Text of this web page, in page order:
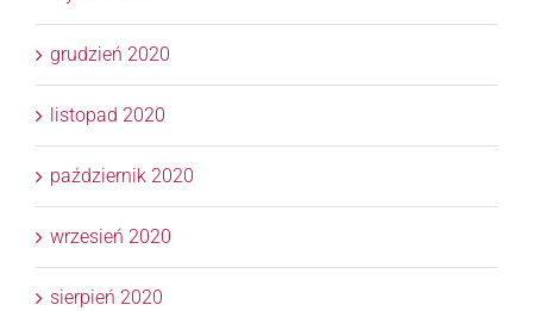
grudzień 2020
listopad 2020
październik 2020
wrzesień 2020
sierpień 2020